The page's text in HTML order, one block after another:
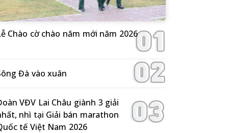
Chào cờ chào năm mới năm 2026
Đà vào xuân
VĐV Lai Châu giành 3 giải
nhì tại Giải bán marathon
tế Việt Nam 2026